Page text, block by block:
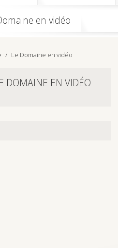
en vidéo
Le Domaine en vidéo
DOMAINE EN VIDÉO